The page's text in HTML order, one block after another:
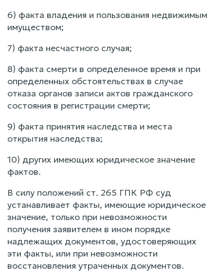
6) факта владения и пользования недвижимым
имуществом;
7) факта несчастного случая;
8) факта смерти в определенное время и при
определенных обстоятельствах в случае
отказа органов записи актов гражданского
состояния в регистрации смерти;
9) факта принятия наследства и места
открытия наследства;
10) других имеющих юридическое значение
фактов.
В силу положений ст. 265 ГПК РФ суд
устанавливает факты, имеющие юридическое
значение, только при невозможности
получения заявителем в ином порядке
надлежащих документов, удостоверяющих
эти факты, или при невозможности
восстановления утраченных документов.